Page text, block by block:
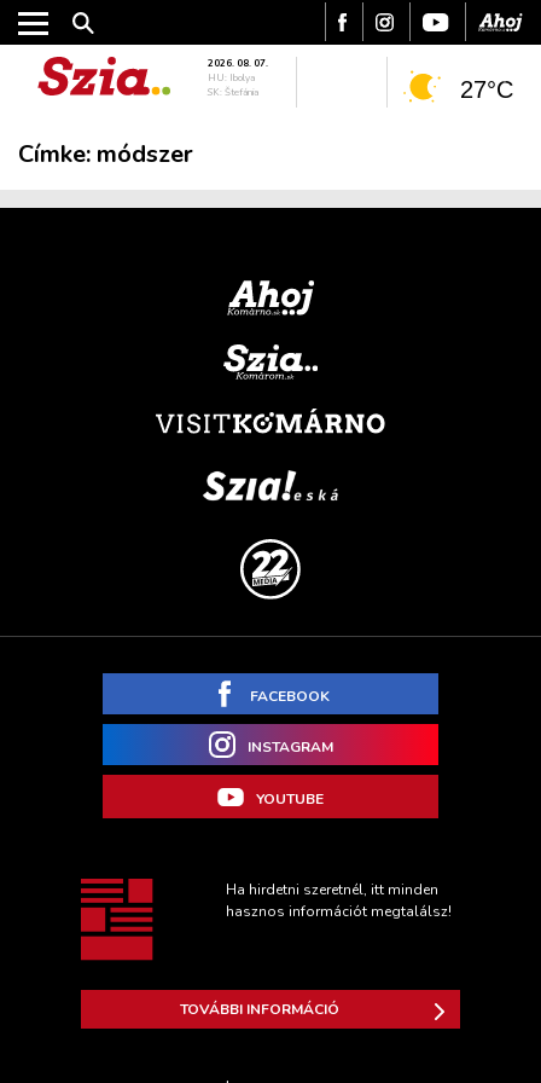
PODCAST
MIX
2026. 08. 07.
HU: Ibolya
SK: Štefánia
27°C
Címke: módszer
FACEBOOK
INSTAGRAM
YOUTUBE
Ha hirdetni szeretnél, itt minden
hasznos információt megtalálsz!
TOVÁBBI INFORMÁCIÓ